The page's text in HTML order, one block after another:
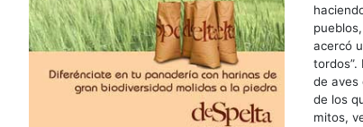
acercó
de aves
de los
mitos,